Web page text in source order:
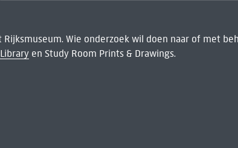
Wie onderzoek wil doen naar of met
en Study Room Prints & Drawings.